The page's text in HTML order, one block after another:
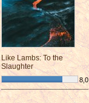
Like Lambs: To the
Slaughter
8,0
¯¯¯¯¯¯¯¯¯¯¯¯¯¯¯¯¯¯¯¯¯¯¯¯